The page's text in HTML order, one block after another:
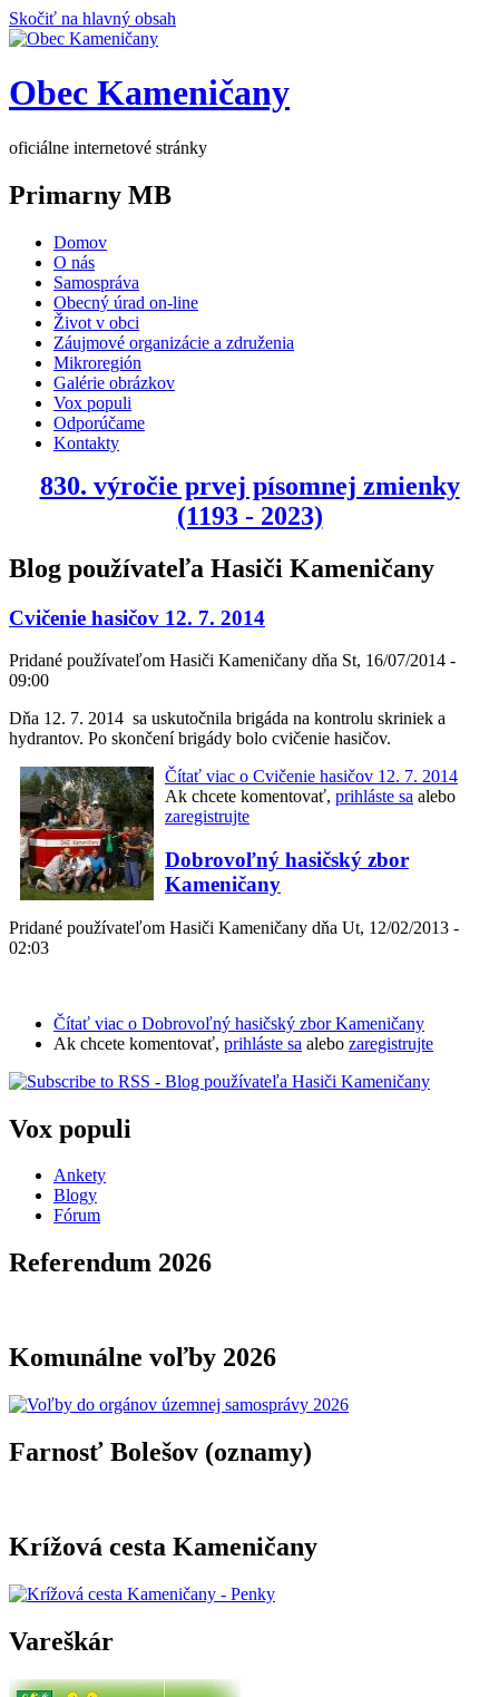
Skočiť na hlavný obsah
Obec Kameničany
oficiálne internetové stránky
Primarny MB
Domov
O nás
Samospráva
Obecný úrad on-line
Život v obci
Záujmové organizácie a združenia
Mikroregión
Galérie obrázkov
Vox populi
Odporúčame
Kontakty
830. výročie prvej písomnej zmienky
(1193 - 2023)
Blog používateľa Hasiči Kameničany
Cvičenie hasičov 12. 7. 2014
Pridané používateľom Hasiči Kameničany dňa St, 16/07/2014 -
09:00
Dňa 12. 7. 2014 sa uskutočnila brigáda na kontrolu skriniek a
hydrantov. Po skončení brigády bolo cvičenie hasičov.
Čítať viac o Cvičenie hasičov 12. 7. 2014
Ak chcete komentovať, prihláste sa alebo
zaregistrujte
Dobrovoľný hasičský zbor
Kameničany
Pridané používateľom Hasiči Kameničany dňa Ut, 12/02/2013 -
02:03
Čítať viac o Dobrovoľný hasičský zbor Kameničany
Ak chcete komentovať, prihláste sa alebo zaregistrujte
Vox populi
Ankety
Blogy
Fórum
Referendum 2026
Komunálne voľby 2026
Farnosť Bolešov (oznamy)
Krížová cesta Kameničany
Vareškár